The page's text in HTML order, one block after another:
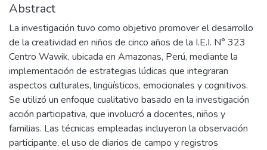
Abstract
La investigación tuvo como objetivo promover el desarrollo
de la creatividad en niños de cinco años de la I.E.I. N° 323
Centro Wawik, ubicada en Amazonas, Perú, mediante la
implementación de estrategias lúdicas que integraran
aspectos culturales, lingüísticos, emocionales y cognitivos.
Se utilizó un enfoque cualitativo basado en la investigación
acción participativa, que involucró a docentes, niños y
familias. Las técnicas empleadas incluyeron la observación
participante, el uso de diarios de campo y registros